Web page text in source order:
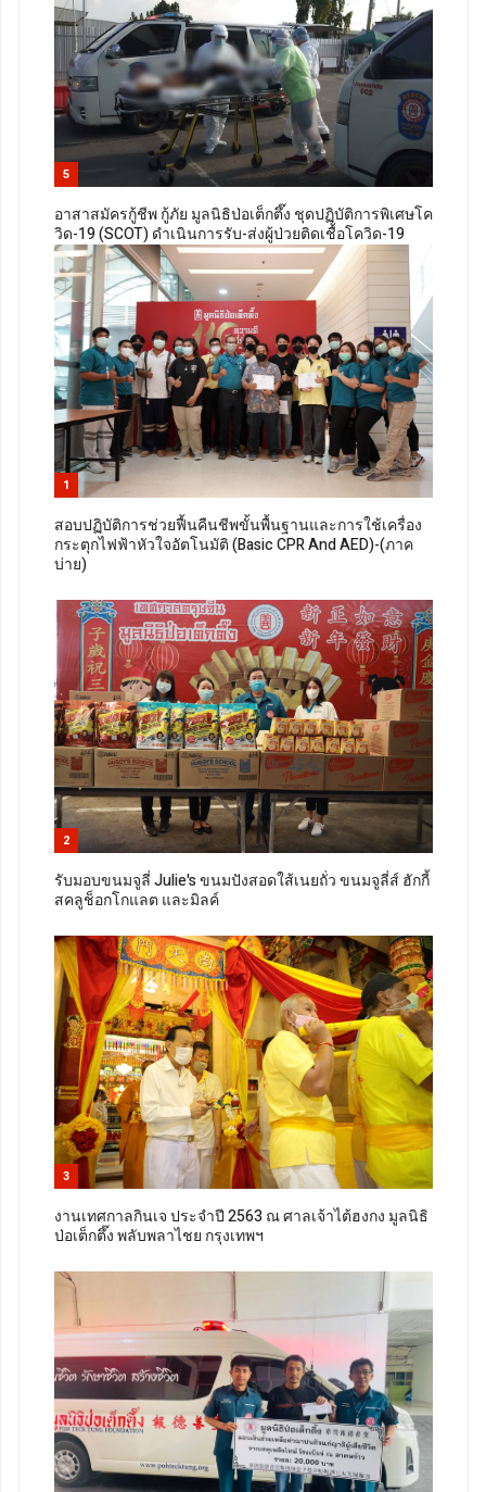
5
อาสาสมัครกู้ชีพ กู้ภัย มูลนิธิป่อเต็กตึ๊ง ชุดปฏิบัติการพิเศษโค
วิด-19 (SCOT) ดำเนินการรับ-ส่งผู้ป่วยติดเชื้อโควิด-19
1
สอบปฏิบัติการช่วยฟื้นคืนชีพขั้นพื้นฐานและการใช้เครื่อง
กระตุกไฟฟ้าหัวใจอัตโนมัติ (Basic CPR And AED)-(ภาค
บ่าย)
2
รับมอบขนมจูลี่ Julie's ขนมปังสอดใส้เนยถั่ว ขนมจูลี่ส์ ฮักกี้
สคลูช็อกโกแลต และมิลค์
3
งานเทศกาลกินเจ ประจำปี 2563 ณ ศาลเจ้าไต้ฮงกง มูลนิธิ
ป่อเต็กตึ๊ง พลับพลาไชย กรุงเทพฯ